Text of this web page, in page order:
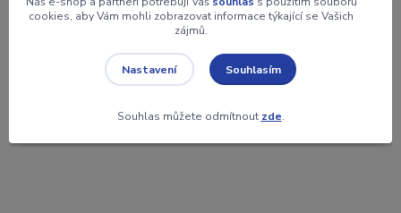
Potřebujete pomoci?
+420 604 700 836
objednavky@rychle-darky.cz
cookies, aby Vám mohli zobrazovat informace týkající se Vašich
zájmů.
Nastavení Souhlasím
Souhlas můžete odmítnout zde.